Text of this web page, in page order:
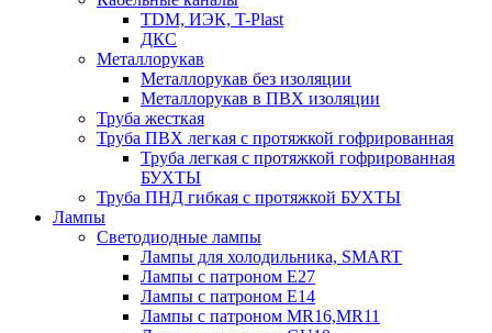
TDM, ИЭК, T-Plast
ДКС
Металлорукав
Металлорукав без изоляции
Металлорукав в ПВХ изоляции
Труба жесткая
Труба ПВХ легкая с протяжкой гофрированная
Труба легкая с протяжкой гофрированная
БУХТЫ
Труба ПНД гибкая с протяжкой БУХТЫ
Лампы
Светодиодные лампы
Лампы для холодильника, SMART
Лампы с патроном E27
Лампы с патроном Е14
Лампы с патроном MR16,MR11